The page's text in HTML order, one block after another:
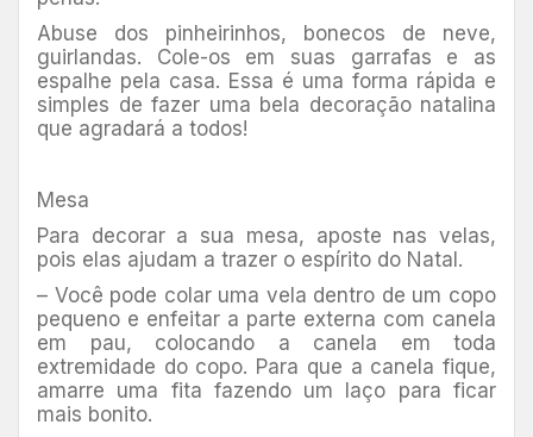
Abuse dos pinheirinhos, bonecos de neve,
guirlandas. Cole-os em suas garrafas e as
espalhe pela casa. Essa é uma forma rápida e
simples de fazer uma bela decoração natalina
que agradará a todos!
Mesa
Para decorar a sua mesa, aposte nas velas,
pois elas ajudam a trazer o espírito do Natal.
– Você pode colar uma vela dentro de um copo
pequeno e enfeitar a parte externa com canela
em pau, colocando a canela em toda
extremidade do copo. Para que a canela fique,
amarre uma fita fazendo um laço para ficar
mais bonito.